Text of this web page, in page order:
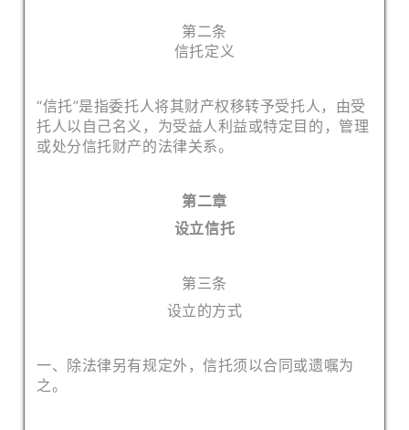
第二条
信托定义
“信托”是指委托人将其财产权移转予受托人，由受
托人以自己名义，为受益人利益或特定目的，管理
或处分信托财产的法律关系。
第二章
设立信托
第三条
设立的方式
一、除法律另有规定外，信托须以合同或遗嘱为
之。